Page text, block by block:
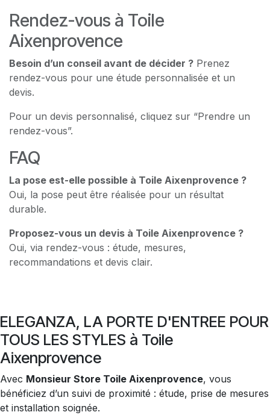
Rendez-vous à Toile
Aixenprovence
Besoin d’un conseil avant de décider ? Prenez
rendez-vous pour une étude personnalisée et un
devis.
Pour un devis personnalisé, cliquez sur “Prendre un
rendez-vous”.
FAQ
La pose est-elle possible à Toile Aixenprovence ?
Oui, la pose peut être réalisée pour un résultat
durable.
Proposez-vous un devis à Toile Aixenprovence ?
Oui, via rendez-vous : étude, mesures,
recommandations et devis clair.
ELEGANZA, LA PORTE D'ENTREE POUR
TOUS LES STYLES à Toile
Aixenprovence
Avec Monsieur Store Toile Aixenprovence, vous
bénéficiez d’un suivi de proximité : étude, prise de mesures
et installation soignée.